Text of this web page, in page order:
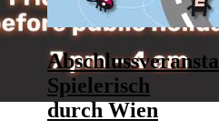
Spielerisch
durch Wien